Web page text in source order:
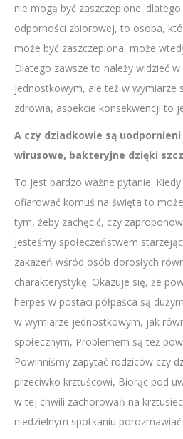
nie mogą być zaszczepione.
odporności zbiorowej, to osoba,
może być zaszczepiona, może
Dlatego zawsze to należy widzieć
jednostkowym, ale też w wymiarze
zdrowia, aspekcie konsekwencji to
A czy dziadkowie są
wirusowe, bakteryjne dzięki
To jest bardzo ważne pytanie.
ofiarować komuś na święta to
tym, żeby zachęcić, czy
Jesteśmy społeczeństwem
zakażeń wśród osób dorosłych
charakterystykę. Okazuje się, że
herpes w postaci półpaśca są
w wymiarze jednostkowym, jak
społecznym, Problemem są też
Powinniśmy zapytać rodziców czy
przeciwko krztuścowi, Biorąc pod
w tej chwili zachorowań na
niedzielnym spotkaniu